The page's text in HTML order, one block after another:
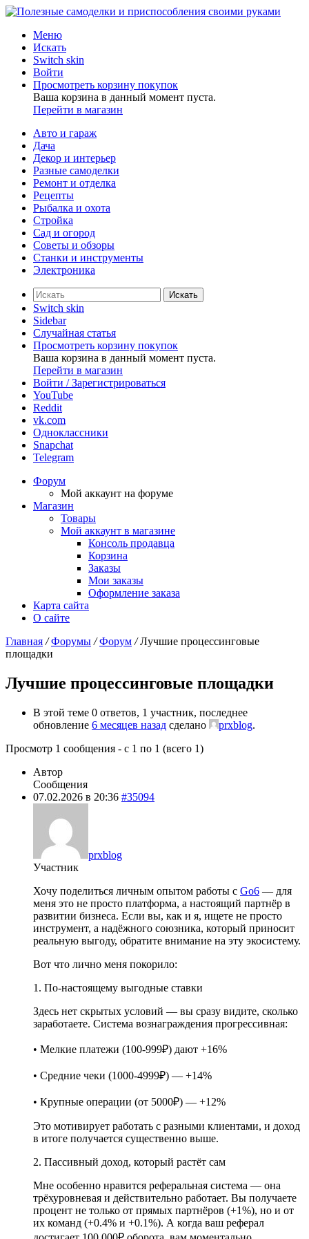
Меню
Искать
Switch skin
Войти
Просмотреть корзину покупок
Ваша корзина в данный момент пуста.
Перейти в магазин
Авто и гараж
Дача
Декор и интерьер
Разные самоделки
Ремонт и отделка
Рецепты
Рыбалка и охота
Стройка
Сад и огород
Советы и обзоры
Станки и инструменты
Электроника
Искать
Switch skin
Sidebar
Случайная статья
Просмотреть корзину покупок
Ваша корзина в данный момент пуста.
Перейти в магазин
Войти / Зарегистрироваться
YouTube
Reddit
vk.com
Одноклассники
Snapchat
Telegram
Форум
Мой аккаунт на форуме
Магазин
Товары
Мой аккаунт в магазине
Консоль продавца
Корзина
Заказы
Мои заказы
Оформление заказа
Карта сайта
О сайте
Главная / Форумы / Форум / Лучшие процессинговые
площадки
Лучшие процессинговые площадки
В этой теме 0 ответов, 1 участник, последнее
обновление 6 месяцев назад сделано prxblog.
Просмотр 1 сообщения - с 1 по 1 (всего 1)
Автор
Сообщения
07.02.2026 в 20:36 #35094
prxblog
Участник
Хочу поделиться личным опытом работы с Go6 — для
меня это не просто платформа, а настоящий партнёр в
развитии бизнеса. Если вы, как и я, ищете не просто
инструмент, а надёжного союзника, который приносит
реальную выгоду, обратите внимание на эту экосистему.
Вот что лично меня покорило:
1. По-настоящему выгодные ставки
Здесь нет скрытых условий — вы сразу видите, сколько
заработаете. Система вознаграждения прогрессивная:
• Мелкие платежи (100-999₽) дают +16%
• Средние чеки (1000-4999₽) — +14%
• Крупные операции (от 5000₽) — +12%
Это мотивирует работать с разными клиентами, и доход
в итоге получается существенно выше.
2. Пассивный доход, который растёт сам
Мне особенно нравится реферальная система — она
трёхуровневая и действительно работает. Вы получаете
процент не только от прямых партнёров (+1%), но и от
их команд (+0.4% и +0.1%). А когда ваш реферал